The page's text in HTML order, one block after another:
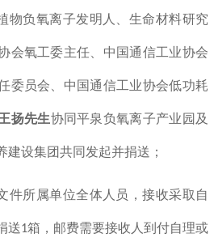
物负氧离子发明人、生命材料研究
会氧工委主任、中国通信工业协会
委员会、中国通信工业协会低功耗
扬先生协同平泉负氧离子产业园及
设集团共同发起并捐送；
件所属单位全体人员，接收采取自
送1箱，邮费需要接收人到付自理或